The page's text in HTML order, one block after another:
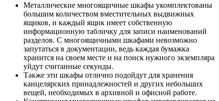
Металлические многоящичные шкафы укомплектованы
большим количеством вместительных выдвижных
ящиков, и каждый ящик имеет собственную
информационную табличку для записи наименований
разделов. С многоящичными шкафами невозможно
запутаться в документации, ведь каждая бумажка
хранится на своем месте и на поиск нужного экземпляра
уйдут считанные секунды.
Также эти шкафы отлично подойдут для хранения
канцелярских принадлежностей и других небольших
вещей, необходимых в архивной и офисной работе.